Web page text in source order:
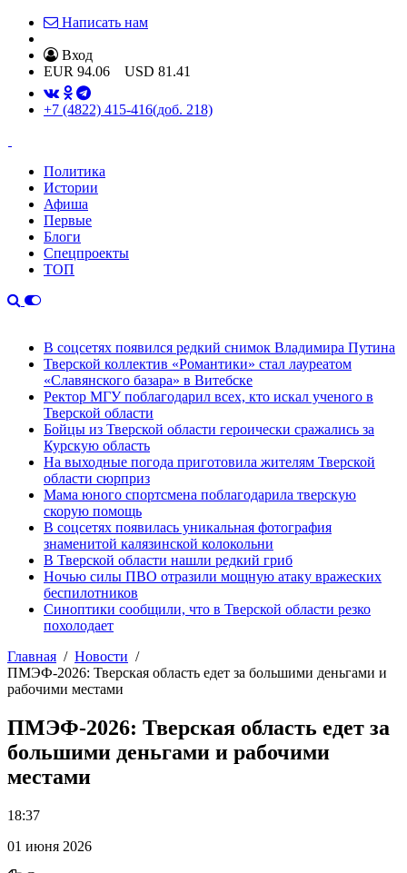
Написать нам
Вход
EUR 94.06 USD 81.41
+7 (4822) 415-416(доб. 218)
Политика
Истории
Афиша
Первые
Блоги
Спецпроекты
ТОП
В соцсетях появился редкий снимок Владимира Путина
Тверской коллектив «Романтики» стал лауреатом
«Славянского базара» в Витебске
Ректор МГУ поблагодарил всех, кто искал ученого в
Тверской области
Бойцы из Тверской области героически сражались за
Курскую область
На выходные погода приготовила жителям Тверской
области сюрприз
Мама юного спортсмена поблагодарила тверскую
скорую помощь
В соцсетях появилась уникальная фотография
знаменитой калязинской колокольни
В Тверской области нашли редкий гриб
Ночью силы ПВО отразили мощную атаку вражеских
беспилотников
Синоптики сообщили, что в Тверской области резко
похолодает
Главная
Новости
ПМЭФ-2026: Тверская область едет за большими деньгами и
рабочими местами
ПМЭФ-2026: Тверская область едет за
большими деньгами и рабочими
местами
18:37
01 июня 2026